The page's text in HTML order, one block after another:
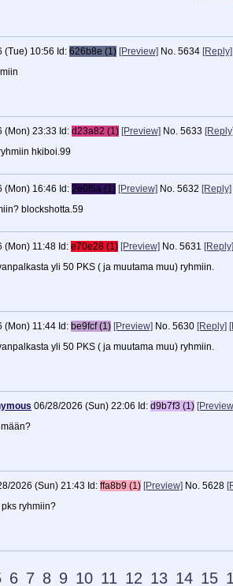
(Tue) 10:56 Id: 626b8e (1) [Preview] No. 5634 [Reply]
(Mon) 23:33 Id: d23a82 (1) [Preview] No. 5633 [Reply]
hkiboi.99
(Mon) 16:46 Id: 2e0f5a (1) [Preview] No. 5632 [Reply]
blockshotta.59
(Mon) 11:48 Id: e70e28 (1) [Preview] No. 5631 [Reply]
yli 50 PKS ( ja muutama muu) ryhmiin.
(Mon) 11:44 Id: be9fcf (1) [Preview] No. 5630 [Reply]
yli 50 PKS ( ja muutama muu) ryhmiin.
06/28/2026 (Sun) 22:06 Id: d9b7f3 (1)
2026 (Sun) 21:43 Id: ffa8b9 (1) [Preview] No. 5628
ryhmiin?
6 7 8 9 10 11 12 13 14 15